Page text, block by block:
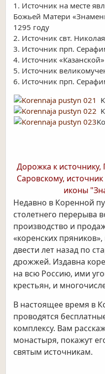
1. Источник на месте
Божьей Матери
1295 году
2. Источник свт.
3. Источник прп.
4. Источник
5. Источник
6. Источник прп.
Дорожка к
Саровскому,
иконы
Недавно в Коренной
столетнего перерыва
производство и
«коренских
двести лет назад по
дрожжей. Издавна
на всю Россию, ими
крестьян, и
В настоящее время в
проводятся
комплексу. Вам
монастыря, покажут
святым источникам.